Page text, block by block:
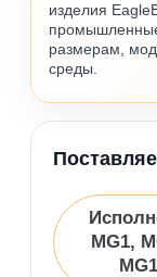
изделия
размерам,
среды.
MG1,